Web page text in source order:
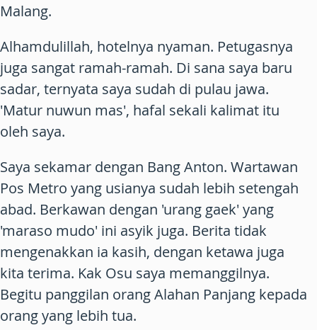
Malang.
Alhamdulillah, hotelnya nyaman. Petugasnya
juga sangat ramah-ramah. Di sana saya baru
sadar, ternyata saya sudah di pulau jawa.
'Matur nuwun mas', hafal sekali kalimat itu
oleh saya.
Saya sekamar dengan Bang Anton. Wartawan
Pos Metro yang usianya sudah lebih setengah
abad. Berkawan dengan 'urang gaek' yang
'maraso mudo' ini asyik juga. Berita tidak
mengenakkan ia kasih, dengan ketawa juga
kita terima. Kak Osu saya memanggilnya.
Begitu panggilan orang Alahan Panjang kepada
orang yang lebih tua.